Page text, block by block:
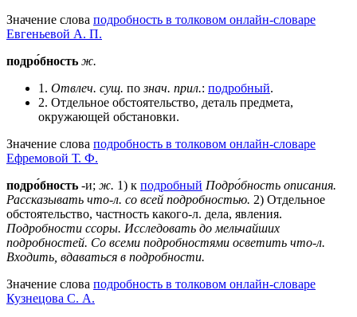
Значение слова подробность в толковом онлайн-словаре
Евгеньевой А. П.
подро́бность ж.
1. Отвлеч. сущ. познач. прил.: подробный.
2. Отдельное обстоятельство, деталь предмета,
окружающей обстановки.
Значение слова подробность в толковом онлайн-словаре
Ефремовой Т. Ф.
подро́бность -и; ж. 1) к подробный Подро́бность описания.
Рассказывать что-л. со всей подробностью. 2) Отдельное
обстоятельство, частность какого-л. дела, явления.
Подробности ссоры. Исследовать до мельчайших
подробностей. Со всеми подробностями осветить что-л.
Входить, вдаваться в подробности.
Значение слова подробность в толковом онлайн-словаре
Кузнецова С. А.